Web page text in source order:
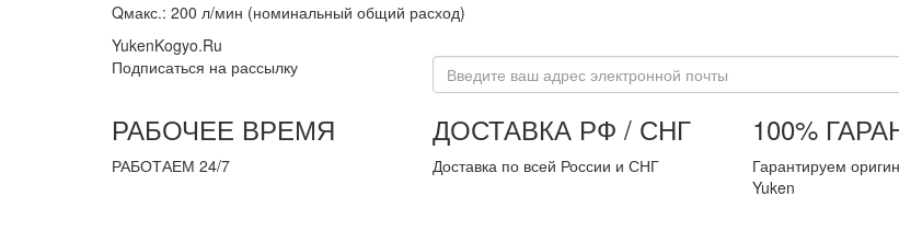
Qмакс.: 200 л/мин (номинальный общий расход)
YukenKogyo.Ru
Подписаться на рассылку
РАБОЧЕЕ ВРЕМЯ
РАБОТАЕМ 24/7
ДОСТАВКА РФ / СНГ
Доставка по всей России и СНГ
100%
Гарантируем
Yuken